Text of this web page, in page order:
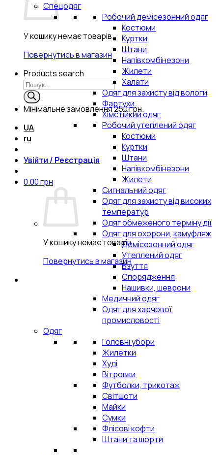
У кошику немає товарів.
Повернутись в магазин
Products search
Мінімальне замовлення250 грн.
UA
ru
Увійти / Реєстрація
0.00грн
У кошику немає товарів.
Повернутись в магазин
Спецодяг
Робочий демісезонний одяг
Костюми
Куртки
Штани
Напівкомбінезони
Жилети
Халати
Одяг для захисту від вологи
Фартухи
Хімстійкий одяг
Робочий утеплений одяг
Костюми
Куртки
Штани
Напівкомбінезони
Жилети
Сигнальний одяг
Одяг для захисту від високих
температур
Одяг обмеженого терміну дії
Одяг для охорони, камуфляж
Демісезонний одяг
Утеплений одяг
Взуття
Спорядження
Нашивки, шеврони
Медичний одяг
Одяг для харчової
промисловості
Одяг
Головні убори
Жилетки
Худі
Вітровки
Футболки, трикотаж
Світшоти
Майки
Сумки
Флісові кофти
Штани та шорти